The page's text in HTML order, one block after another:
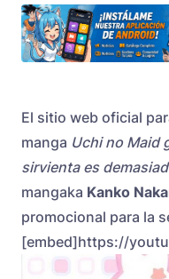
El sitio web oficial
manga Uchi no Maid
sirvienta es
mangaka Kanko
promocional para la
[embed]https://